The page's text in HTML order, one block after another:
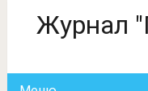
Журнал